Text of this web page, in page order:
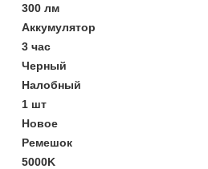
300 лм
Аккумулятор
3 час
Черный
Налобный
1 шт
Новое
Ремешок
5000K